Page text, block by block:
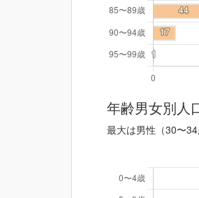
年齢男女別人
最大は男性（30〜